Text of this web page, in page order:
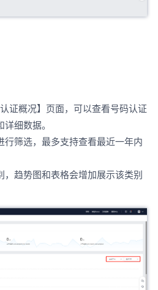
证概况】页面，可以查看号码认证
细数据。
行筛选，最多支持查看最近一年内
，趋势图和表格会增加展示该类别